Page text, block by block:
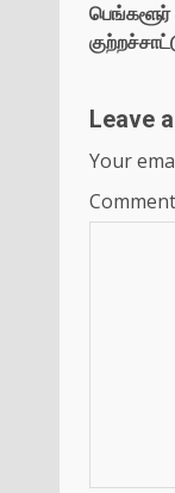
பெங்களூர்
Leave
Your
Comment